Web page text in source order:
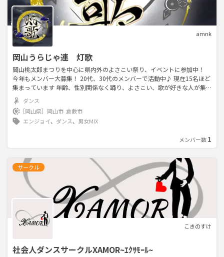
amnk
岡山うらじゃ連 灯歌
岡山桃太郎まつりを中心に県内外のよさこい祭り、イベントに参加中！
今年もメンバー大募集！ 20代、30代のメンバーで活動中♪ 現在15名ほど
集まっています 年齢、性別関係なく踊り、よさこい、歌が好きな人が集
まっています。 もちろん初心者大歓迎です！ 2026演舞テーマ【忍】 一人
一人ができる事をしてみんなで協力して演舞を作っています。 練習日程
水、金 当新田公園 20:00〜22:00 日 マスカットスタジアム 15:00〜
17:00 X→@UrajaToka インスタグラム→@urajaren_toka TikTok→@toka
ダンス
［岡山県］ 岡山市 倉敷市
エンジョイ、 ダンス、 男女MIX
メンバー数1
サークル
こきのすけ
社会人ダンスサークルXAMOR~ｴｸｻﾓｰﾙ~